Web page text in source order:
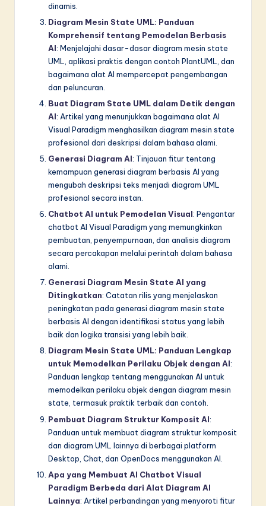
dinamis.
Diagram Mesin State UML: Panduan
Komprehensif tentang Pemodelan Berbasis
AI: Menjelajahi dasar-dasar diagram mesin state
UML, aplikasi praktis dengan contoh PlantUML, dan
bagaimana alat AI mempercepat pengembangan
dan peluncuran.
Buat Diagram State UML dalam Detik dengan
AI: Artikel yang menunjukkan bagaimana alat AI
Visual Paradigm menghasilkan diagram mesin state
profesional dari deskripsi dalam bahasa alami.
Generasi Diagram AI: Tinjauan fitur tentang
kemampuan generasi diagram berbasis AI yang
mengubah deskripsi teks menjadi diagram UML
profesional secara instan.
Chatbot AI untuk Pemodelan Visual: Pengantar
chatbot AI Visual Paradigm yang memungkinkan
pembuatan, penyempurnaan, dan analisis diagram
secara percakapan melalui perintah dalam bahasa
alami.
Generasi Diagram Mesin State AI yang
Ditingkatkan: Catatan rilis yang menjelaskan
peningkatan pada generasi diagram mesin state
berbasis AI dengan identifikasi status yang lebih
baik dan logika transisi yang lebih baik.
Diagram Mesin State UML: Panduan Lengkap
untuk Memodelkan Perilaku Objek dengan AI:
Panduan lengkap tentang menggunakan AI untuk
memodelkan perilaku objek dengan diagram mesin
state, termasuk praktik terbaik dan contoh.
Pembuat Diagram Struktur Komposit AI:
Panduan untuk membuat diagram struktur komposit
dan diagram UML lainnya di berbagai platform
Desktop, Chat, dan OpenDocs menggunakan AI.
Apa yang Membuat AI Chatbot Visual
Paradigm Berbeda dari Alat Diagram AI
Lainnya: Artikel perbandingan yang menyoroti fitur